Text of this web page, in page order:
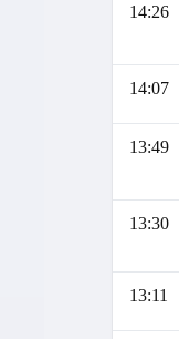
14:26
14:07
13:49
13:30
13:11